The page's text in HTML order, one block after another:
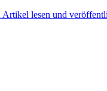
Artikel lesen und